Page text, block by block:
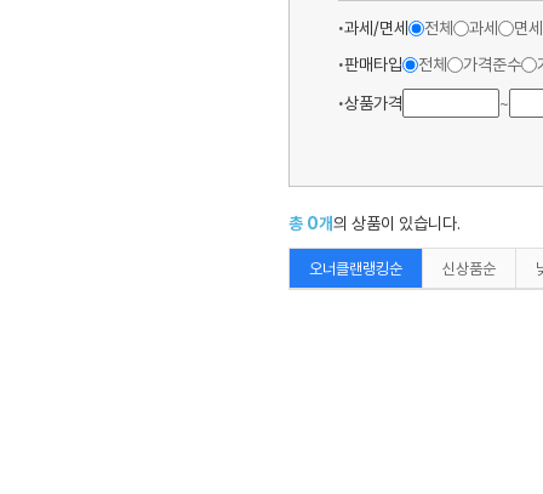
과세/면세
전체 과세
면세
판매타입
전체 가격준수
상품가격
~
총 0개의 상품이 있습니다.
오너클랜랭킹순 신상품순